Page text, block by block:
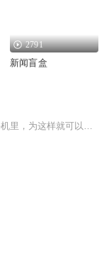
2791
新闻盲盒